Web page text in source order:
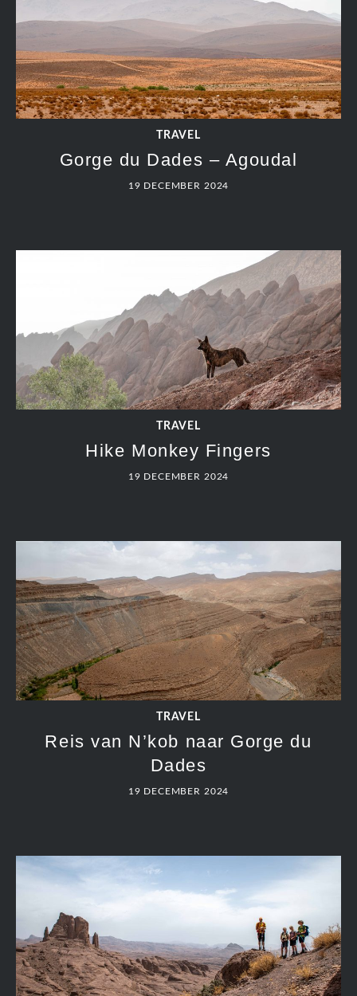
TRAVEL
Gorge du Dades – Agoudal
19 DECEMBER 2024
TRAVEL
Hike Monkey Fingers
19 DECEMBER 2024
TRAVEL
Reis van N’kob naar Gorge du
Dades
19 DECEMBER 2024